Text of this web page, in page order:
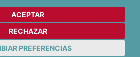
ACEPTAR
RECHAZAR
PREFERENCIAS